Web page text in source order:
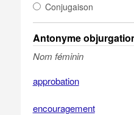
Conjugaison
Antonyme
Nom féminin
approbation
encouragement